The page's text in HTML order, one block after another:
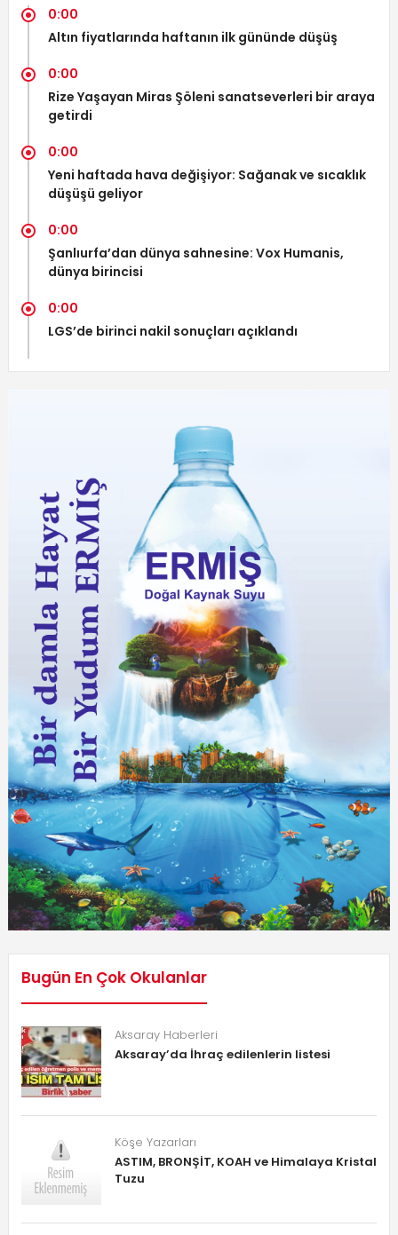
0:00
Altın fiyatlarında haftanın ilk gününde düşüş
0:00
Rize Yaşayan Miras Şöleni sanatseverleri bir araya
getirdi
0:00
Yeni haftada hava değişiyor: Sağanak ve sıcaklık
düşüşü geliyor
0:00
Şanlıurfa’dan dünya sahnesine: Vox Humanis,
dünya birincisi
0:00
LGS’de birinci nakil sonuçları açıklandı
Bugün En Çok Okulanlar
Aksaray Haberleri
Aksaray’da İhraç edilenlerin listesi
Köşe Yazarları
ASTIM, BRONŞİT, KOAH ve Himalaya Kristal
Tuzu